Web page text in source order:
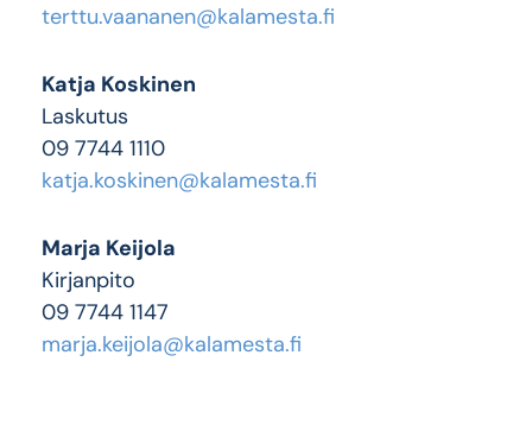
Marja Keijola
Kirjanpito
09 7744 1147
marja.keijola@kalamesta.fi
Katja Koskinen
Laskutus
09 7744 1110
katja.koskinen@kalamesta.fi
terttu.vaananen@kalamesta.fi